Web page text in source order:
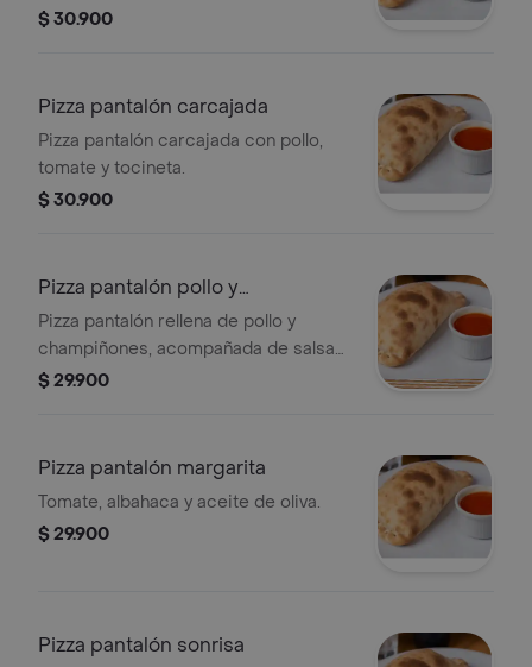
$ 30.900
Pizza pantalón carcajada
Pizza pantalón carcajada con pollo,
tomate y tocineta.
$ 30.900
Pizza pantalón pollo y
champiñones
Pizza pantalón rellena de pollo y
champiñones, acompañada de salsa
de tomate.
$ 29.900
Pizza pantalón margarita
Tomate, albahaca y aceite de oliva.
$ 29.900
Pizza pantalón sonrisa